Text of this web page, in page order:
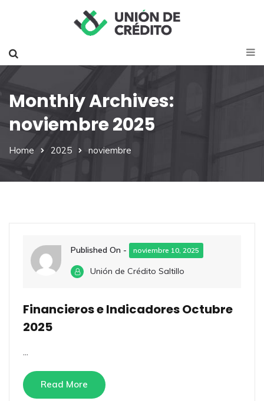
Monthly Archives:
noviembre 2025
Home 2025 noviembre
Published On - noviembre 10, 2025
Unión de Crédito Saltillo
Financieros e Indicadores Octubre
2025
...
Read More